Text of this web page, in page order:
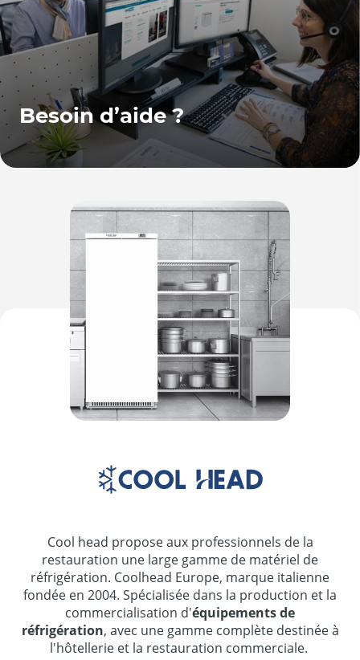
Besoin d’aide ?
Cool head propose aux professionnels de la
restauration une large gamme de matériel de
réfrigération. Coolhead Europe, marque italienne
fondée en 2004. Spécialisée dans la production et la
commercialisation d'équipements de
réfrigération, avec une gamme complète destinée à
l'hôtellerie et la restauration commerciale.